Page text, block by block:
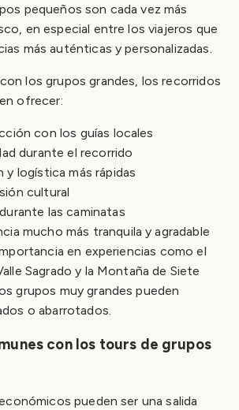
pequeños son cada vez más
en especial entre los viajeros que
más auténticas y personalizadas.
los grupos grandes, los recorridos
ofrecer:
con los guías locales
durante el recorrido
y logística más rápidas
cultural
las caminatas
mucho más tranquila y agradable
en experiencias como el
Sagrado y la Montaña de Siete
grupos muy grandes pueden
o abarrotados.
con los tours de grupos
pueden ser una salida